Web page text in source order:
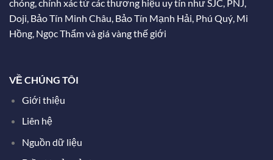
chóng, chính xác từ các thương hiệu uy tín như SJC, PNJ,
Doji, Bảo Tín Minh Châu, Bảo Tín Mạnh Hải, Phú Quý, Mi
Hồng, Ngọc Thẩm và giá vàng thế giới
VỀ CHÚNG TÔI
Giới thiệu
Liên hệ
Nguồn dữ liệu